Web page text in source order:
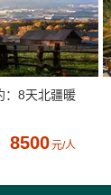
：8天北疆暖
8500元/人